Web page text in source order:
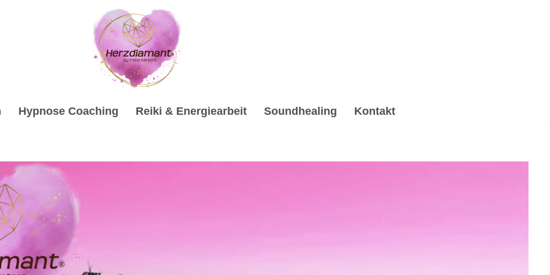
Hypnose Coaching Reiki & Energiearbeit Soundhealing Kontakt
für Psychologische Beratung als auch ✓Hypnose, Soundhealing & Reiki, Gesprächstherapie, Psychotherapie
✓Psychologische Beratung, ✓Hypnose, ✓Soundhealing & Reiki und ✓Psychotherapie Alternative für Nordheim.
Wir sind Ihr Profi ✉.